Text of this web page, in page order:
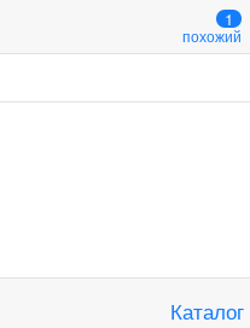
1
похожий
Каталог